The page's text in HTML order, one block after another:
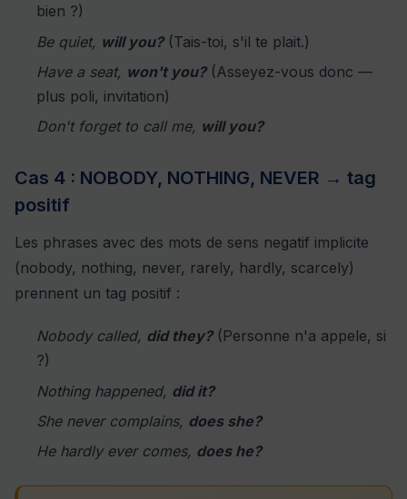
bien ?)
Be quiet, will you?(Tais-toi, s'il te plait.)
Have a seat, won't you?(Asseyez-vous donc —
plus poli, invitation)
Don't forget to call me, will you?
Cas 4 : NOBODY, NOTHING, NEVER → tag
positif
Les phrases avec des mots de sens negatif implicite
(nobody, nothing, never, rarely, hardly, scarcely)
prennent un tag positif :
Nobody called, did they?(Personne n'a appele, si
?)
Nothing happened, did it?
She never complains, does she?
He hardly ever comes, does he?